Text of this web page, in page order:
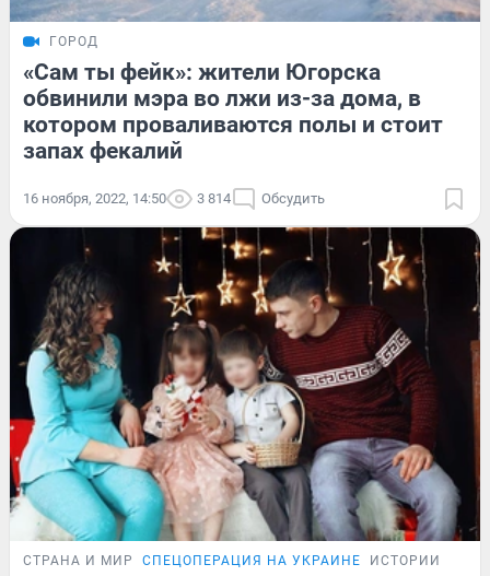
ГОРОД
«Сам ты фейк»: жители Югорска
обвинили мэра во лжи из-за дома, в
котором проваливаются полы и стоит
запах фекалий
16 ноября, 2022, 14:50 3 814 Обсудить
СТРАНА И МИР СПЕЦОПЕРАЦИЯ НА УКРАИНЕ ИСТОРИИ